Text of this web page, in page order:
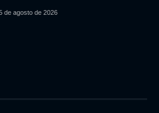
de agosto de 2026